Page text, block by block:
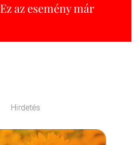
az esemény már
Hirdetés